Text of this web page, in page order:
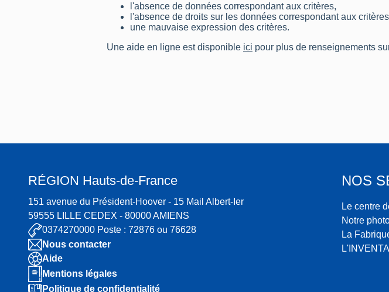
l'absence de données correspondant aux critères,
l'absence de droits sur les données correspondant aux
une mauvaise expression des critères.
Une aide en ligne est disponible ici pour plus de renseignements
RÉGION Hauts-de-France
151 avenue du Président-Hoover - 15 Mail Albert-Ier
59555 LILLE CEDEX - 80000 AMIENS
0374270000 Poste : 72876 ou 76628
Nous contacter
Aide
Mentions légales
Politique de confidentialité
NOS
Le centre
Notre
La